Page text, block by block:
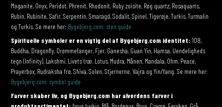
Moganite, Onyx, Peridot, Phrenit, Rhodonit, Ruby zoisite, Røg quartz, Rosaquarts,
Rubin, Rubinite, Safir, Serpentin, Smaragd, Sodalit, Spinel, Tigerøje, Turkis, Turmalin
og Turkis. Se mere her: Bygebjerg.com: sten guide
Spirituelle symboler er en vigtig del af Bygebjerg.com identitet: 108,
Buddha, Dragonfly, Drømmefanger, Fjer, Ganesha, Guan Yin, Hamsa, Uendeligheds
tegn (Infinity), Lakshmi, Livets træ, Lotus, Mudra, Månen, Mandala, Ohm, Peace,
Prayerbox, Rudraksha frø, Shiva, Solen, Stjernerne, Vajra og Yin/Yang. Se mere her:
Bygebjerg.com: symbol guide
Farver skaber liv, og Bygebjerg.com har alverdens farver i